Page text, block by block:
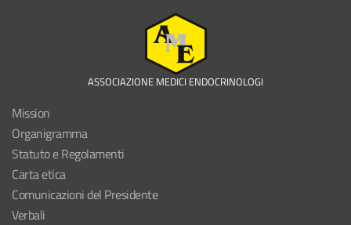
ASSOCIAZIONE MEDICI ENDOCRINOLOGI
Mission
Organigramma
Statuto e Regolamenti
Carta etica
Comunicazioni del Presidente
Verbali